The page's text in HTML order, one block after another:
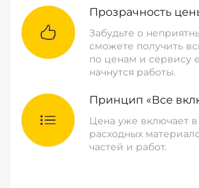
Прозрачность
Забудьте о
сможете получить
по ценам и сервису
начнутся работы.
Принцип «Все
Цена уже включает
расходных
частей и работ.